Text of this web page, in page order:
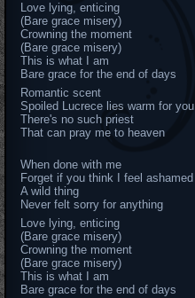
Love lying, enticing
(Bare grace misery)
Crowning the moment
(Bare grace misery)
This is what I am
Bare grace for the end of days
Romantic scent
Spoiled Lucrece lies warm for you
There's no such priest
That can pray me to heaven
When done with me
Forget if you think I feel ashamed
A wild thing
Never felt sorry for anything
Love lying, enticing
(Bare grace misery)
Crowning the moment
(Bare grace misery)
This is what I am
Bare grace for the end of days